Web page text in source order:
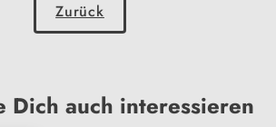
Zurück
Dich auch interessieren